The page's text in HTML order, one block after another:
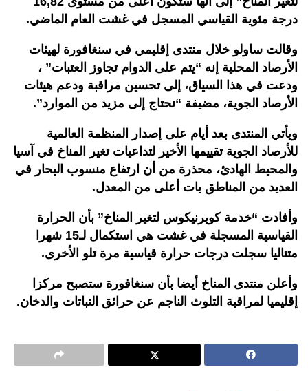
درجة مئوية القياسي المسجل في غشت العام الماضي.
وقالت ساولو خلال منتدى إقليمي في سنغافورة لهيئات
الأرصاد المحلية إنه “يتم على الدوام تجاوز العتبات” ،
ودعت في هذا السياق، إلى تحسين مراقبة ودعم هيئات
الأرصاد الجوية، مضيفة “نحتاج إلى مزيد من الموارد”.
ويأتي المنتدى بعد أيام على إصدار المنظمة العالمية
للأرصاد الجوية تقييمها الأخير لتداعيات تغير المناخ في آسيا
والمحيط الهادئ، محذرة من أن ارتفاع منسوب البحار في
العديد من المناطق بات أعلى من المعدل.
وأفادت “خدمة كوبرنيكوس لتغير المناخ” بأن الحرارة
القياسية المسجلة في غشت هي استكمال لـ15 شهرا
متتاليا سجلت درجات حرارة قياسية مرة تلو الأخرى.
وأعلن منتدى المناخ أيضا بأن سنغافورة ستصبح مركزا
إقليميا لمراقبة التلوث الناجم عن حرائق النباتات والدخان.